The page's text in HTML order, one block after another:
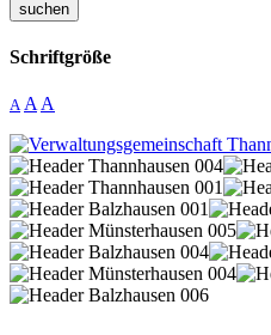
suchen
Schriftgröße
A A A